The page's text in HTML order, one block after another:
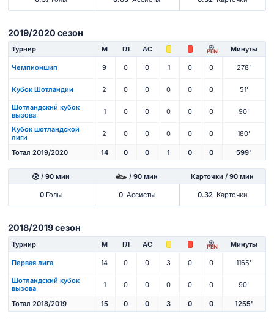
2019/2020 сезон
Турнир М ГЛ АС PEN Минуты
Чемпионшип 9 0 0 1 0 0 278'
Кубок Шотландии 2 0 0 0 0 0 51'
Шотландский кубок
вызова
1 0 0 0 0 0 90'
Кубок шотландской
лиги
2 0 0 0 0 0 180'
Тотал 2019/2020 14 0 0 1 0 0 599'
/ 90 мин / 90 мин Карточки / 90 мин
0 Голы 0 Ассисты 0.32 Карточки
2018/2019 сезон
Турнир М ГЛ АС PEN Минуты
Первая лига 14 0 0 3 0 0 1165'
Шотландский кубок
вызова
1 0 0 0 0 0 90'
Тотал 2018/2019 15 0 0 3 0 0 1255'